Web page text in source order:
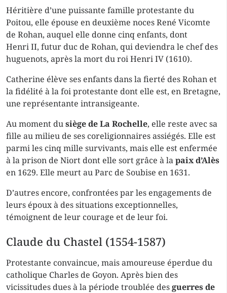
Héritière d’une puissante famille protestante du
Poitou, elle épouse en deuxième noces René Vicomte
de Rohan, auquel elle donne cinq enfants, dont
Henri II, futur duc de Rohan, qui deviendra le chef des
huguenots, après la mort du roi Henri IV (1610).
Catherine élève ses enfants dans la fierté des Rohan et
la fidélité à la foi protestante dont elle est, en Bretagne,
une représentante intransigeante.
Au moment dusiège de La Rochelle, elle reste avec sa
fille au milieu de ses coreligionnaires assiégés. Elle est
parmi les cinq mille survivants, mais elle est enfermée
à la prison de Niort dont elle sort grâce à lapaix d’Alès
en 1629. Elle meurt au Parc de Soubise en 1631.
D’autres encore, confrontées par les engagements de
leurs époux à des situations exceptionnelles,
témoignent de leur courage et de leur foi.
Claude du Chastel (1554-1587)
Protestante convaincue, mais amoureuse éperdue du
catholique Charles de Goyon. Après bien des
vicissitudes dues à la période troublée desguerres de